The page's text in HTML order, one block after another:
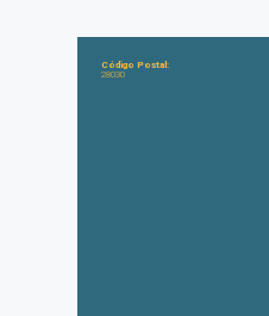
Código Postal:
28030